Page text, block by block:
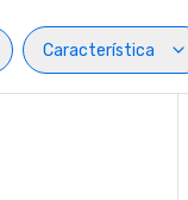
Característica